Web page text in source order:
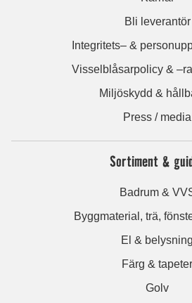
Bli leverantör
Integritets– &
Visselblåsarpolicy &
Miljöskydd &
Press / media
Sortiment &
Badrum &
Byggmaterial, trä,
El & belysning
Färg & tapeter
Golv